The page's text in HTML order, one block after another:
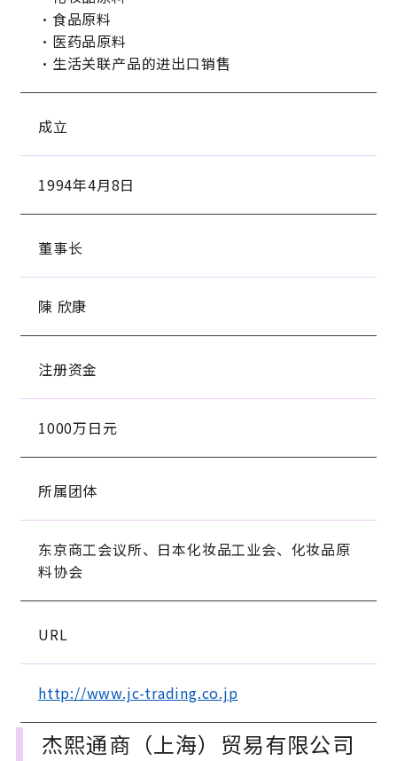
・食品原料
・医药品原料
・生活关联产品的进出口销售
成立
1994年4月8日
董事长
陳 欣康
注册资金
1000万日元
所属团体
东京商工会议所、日本化妆品工业会、化妆品原
料协会
URL
http://www.jc-trading.co.jp
杰熙通商（上海）贸易有限公司